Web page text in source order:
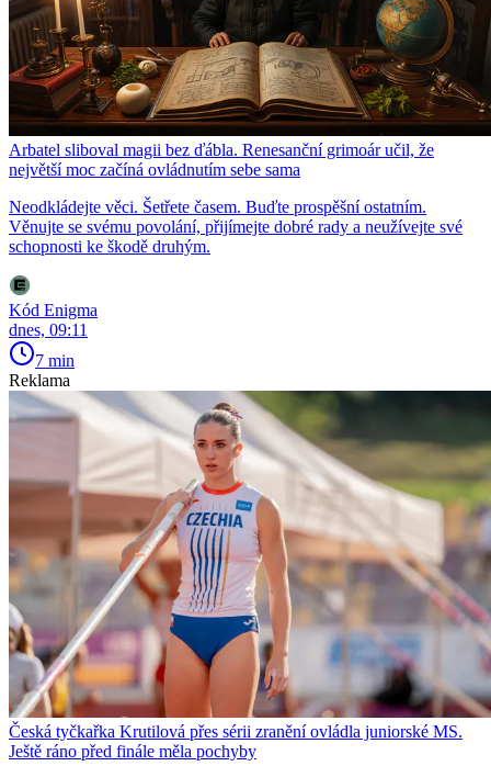
Arbatel sliboval magii bez ďábla. Renesanční grimoár učil, že
největší moc začíná ovládnutím sebe sama
Neodkládejte věci. Šetřete časem. Buďte prospěšní ostatním.
Věnujte se svému povolání, přijímejte dobré rady a neužívejte své
schopnosti ke škodě druhým.
Kód Enigma
dnes, 09:11
7 min
Reklama
Česká tyčkařka Krutilová přes sérii zranění ovládla juniorské MS.
Ještě ráno před finále měla pochyby